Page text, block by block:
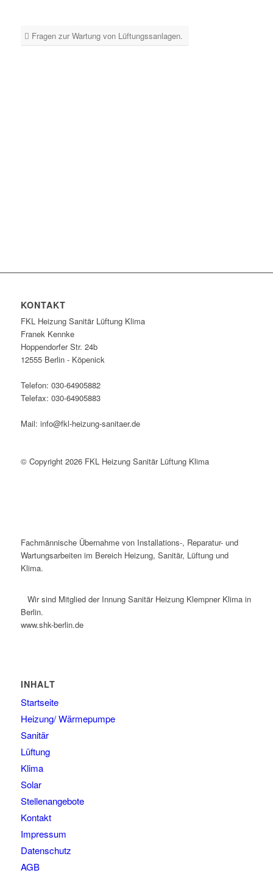
Fragen zur Wartung von Lüftungssanlagen.
KONTAKT
FKL Heizung Sanitär Lüftung Klima
Franek Kennke
Hoppendorfer Str. 24b
12555 Berlin - Köpenick
Telefon: 030-64905882
Telefax: 030-64905883
Mail: info@fkl-heizung-sanitaer.de
© Copyright 2026 FKL Heizung Sanitär Lüftung Klima
Fachmännische Übernahme von Installations-, Reparatur- und
Wartungsarbeiten im Bereich Heizung, Sanitär, Lüftung und
Klima.
Wir sind Mitglied der Innung Sanitär Heizung Klempner Klima in
Berlin.
www.shk-berlin.de
INHALT
Startseite
Heizung/ Wärmepumpe
Sanitär
Lüftung
Klima
Solar
Stellenangebote
Kontakt
Impressum
Datenschutz
AGB